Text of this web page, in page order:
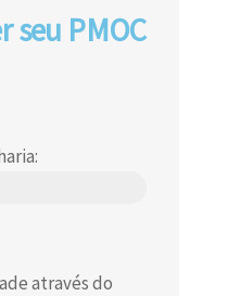
seu PMOC
através do